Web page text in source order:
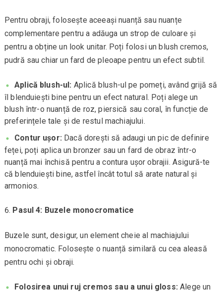
Pentru obraji, folosește aceeași nuanță sau nuanțe
complementare pentru a adăuga un strop de culoare și
pentru a obține un look unitar. Poți folosi un blush cremos,
pudră sau chiar un fard de pleoape pentru un efect subtil.
Aplică blush-ul: Aplică blush-ul pe pomeți, având grijă să
îl blenduiești bine pentru un efect natural. Poți alege un
blush într-o nuanță de roz, piersică sau coral, în funcție de
preferințele tale și de restul machiajului.
Contur ușor: Dacă dorești să adaugi un pic de definire
feței, poți aplica un bronzer sau un fard de obraz într-o
nuanță mai închisă pentru a contura ușor obrajii. Asigură-te
că blenduiești bine, astfel încât totul să arate natural și
armonios.
Pasul 4: Buzele monocromatice
Buzele sunt, desigur, un element cheie al machiajului
monocromatic. Folosește o nuanță similară cu cea aleasă
pentru ochi și obraji.
Folosirea unui ruj cremos sau a unui gloss: Alege un